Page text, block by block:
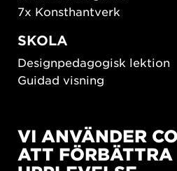
7x Konsthantverk
SKOLA
Designpedagogisk lektion
Guidad visning
New European Bauhaus
SUSTAINORDIC
VI ANVÄNDER
ATT FÖRBÄTTRA